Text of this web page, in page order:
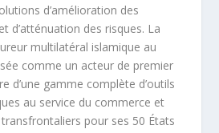
d’amélioration des
d’atténuation des risques. La
multilatéral islamique au
comme un acteur de premier
d’une gamme complète d’outils
au service du commerce et
pour ses 50 États